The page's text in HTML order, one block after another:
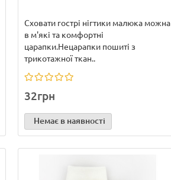
Сховати гострі нігтики малюка можна
в м'які та комфортні
царапки.Нецарапки пошиті з
трикотажної ткан..
32грн
Немає в наявності